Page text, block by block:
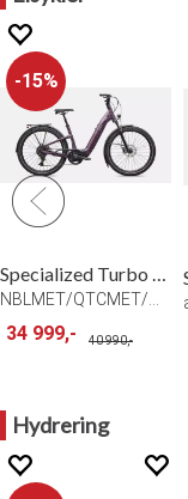
15%
Specialized Turbo Como 4.0
34 999,- 40 990,-
Hydrering